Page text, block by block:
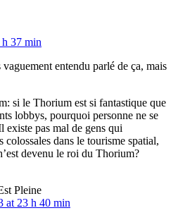
h 37 min
vaguement entendu parlé de ça, mais
si le Thorium est si fantastique que
lobbys, pourquoi personne ne se
existe pas mal de gens qui
colossales dans le tourisme spatial,
devenu le roi du Thorium?
Pleine
at 23 h 40 min